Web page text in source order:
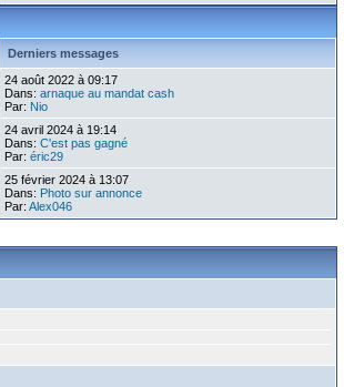
Derniers messages
24 août 2022 à 09:17
Dans: arnaque au mandat cash
Par: Nio
24 avril 2024 à 19:14
Dans: C'est pas gagné
Par: éric29
25 février 2024 à 13:07
Dans: Photo sur annonce
Par: Alex046